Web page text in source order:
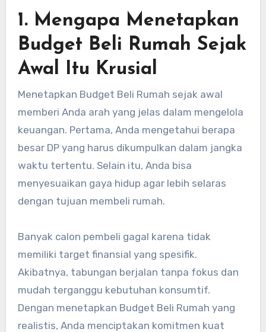
1. Mengapa Menetapkan
Budget Beli Rumah Sejak
Awal Itu Krusial
Menetapkan Budget Beli Rumah sejak awal
memberi Anda arah yang jelas dalam mengelola
keuangan. Pertama, Anda mengetahui berapa
besar DP yang harus dikumpulkan dalam jangka
waktu tertentu. Selain itu, Anda bisa
menyesuaikan gaya hidup agar lebih selaras
dengan tujuan membeli rumah.
Banyak calon pembeli gagal karena tidak
memiliki target finansial yang spesifik.
Akibatnya, tabungan berjalan tanpa fokus dan
mudah terganggu kebutuhan konsumtif.
Dengan menetapkan Budget Beli Rumah yang
realistis, Anda menciptakan komitmen kuat